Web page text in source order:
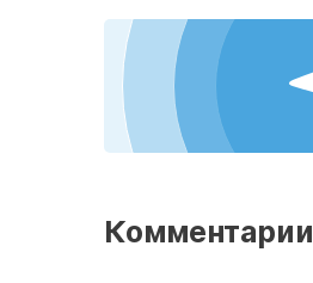
Комментарии